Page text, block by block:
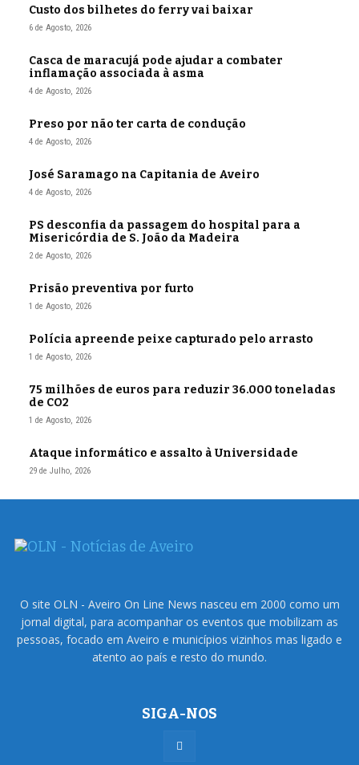
Custo dos bilhetes do ferry vai baixar
6 de Agosto, 2026
Casca de maracujá pode ajudar a combater
inflamação associada à asma
4 de Agosto, 2026
Preso por não ter carta de condução
4 de Agosto, 2026
José Saramago na Capitania de Aveiro
4 de Agosto, 2026
PS desconfia da passagem do hospital para a
Misericórdia de S. João da Madeira
2 de Agosto, 2026
Prisão preventiva por furto
1 de Agosto, 2026
Polícia apreende peixe capturado pelo arrasto
1 de Agosto, 2026
75 milhões de euros para reduzir 36.000 toneladas
de CO2
1 de Agosto, 2026
Ataque informático e assalto à Universidade
29 de Julho, 2026
O site OLN - Aveiro On Line News nasceu em 2000 como um
jornal digital, para acompanhar os eventos que mobilizam as
pessoas, focado em Aveiro e municípios vizinhos mas ligado e
atento ao país e resto do mundo.
SIGA-NOS